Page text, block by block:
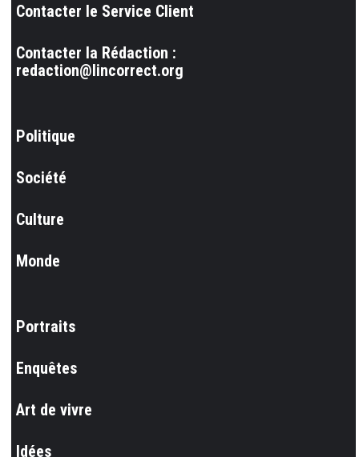
Contacter le Service Client
Contacter la Rédaction :
redaction@lincorrect.org
Politique
Société
Culture
Monde
Portraits
Enquêtes
Art de vivre
Idées